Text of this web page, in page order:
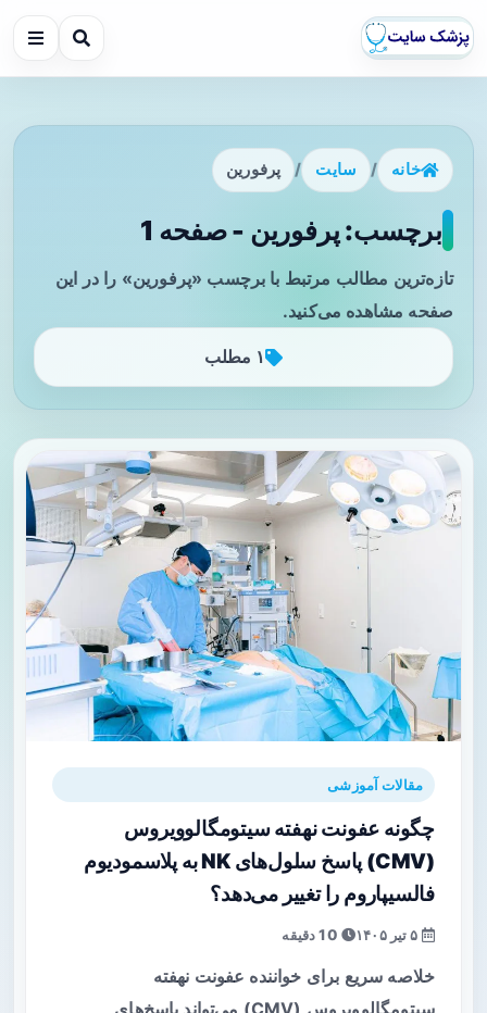
خانه / سایت / پرفورین
برچسب: پرفورین - صفحه 1
تازه‌ترین مطالب مرتبط با برچسب «پرفورین» را در این
صفحه مشاهده می‌کنید.
۱ مطلب
مقالات آموزشی
چگونه عفونت نهفته سیتومگالوویروس
(CMV) پاسخ سلول‌های NK به پلاسمودیوم
فالسیپاروم را تغییر می‌دهد؟
خلاصه سریع برای خواننده عفونت نهفته